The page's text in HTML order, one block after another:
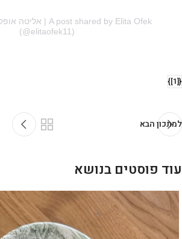
(@elitaofek11)
{[1]}
למתכון הבא
עוד פוסטים בנושא